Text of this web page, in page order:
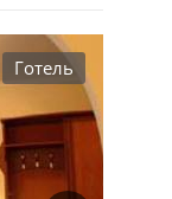
Готель